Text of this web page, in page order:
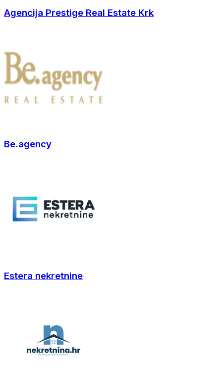
Agencija Prestige Real Estate Krk
Be.agency
Estera nekretnine